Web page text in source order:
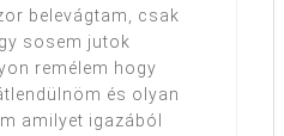
belevágtam, csak
sosem jutok
remélem hogy
és olyan
amilyet igazából